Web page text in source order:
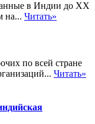
в Индии до XX
на... Читать»
по всей стране
Читать»